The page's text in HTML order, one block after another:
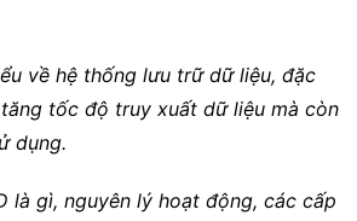
về hệ thống lưu trữ dữ liệu, đặc
tốc độ truy xuất dữ liệu mà còn
dụng.
là gì, nguyên lý hoạt động, các cấp